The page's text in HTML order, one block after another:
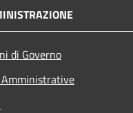
di Governo